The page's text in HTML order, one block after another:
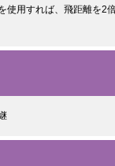
用すれば、飛距離を2